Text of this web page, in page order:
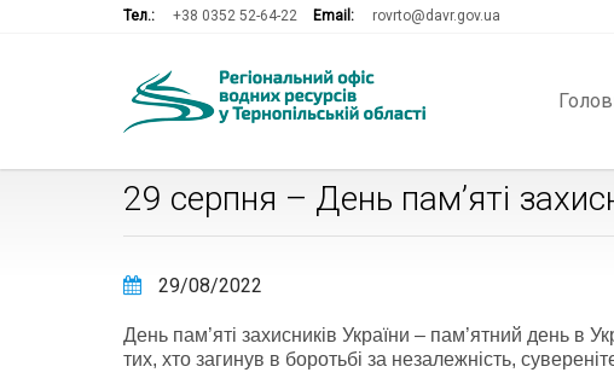
Тел.: +38 0352 52-64-22 Email: rovrto@davr.gov.ua
29 серпня – День пам’яті
29/08/2022
День пам’яті захисників України – пам’ятний день в
тих, хто загинув в боротьбі за незалежність,